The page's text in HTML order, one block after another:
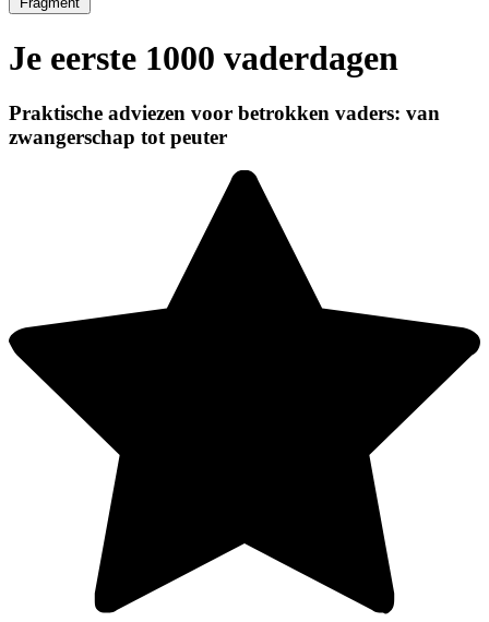
Je eerste 1000 vaderdagen
Praktische adviezen voor betrokken vaders: van
zwangerschap tot peuter